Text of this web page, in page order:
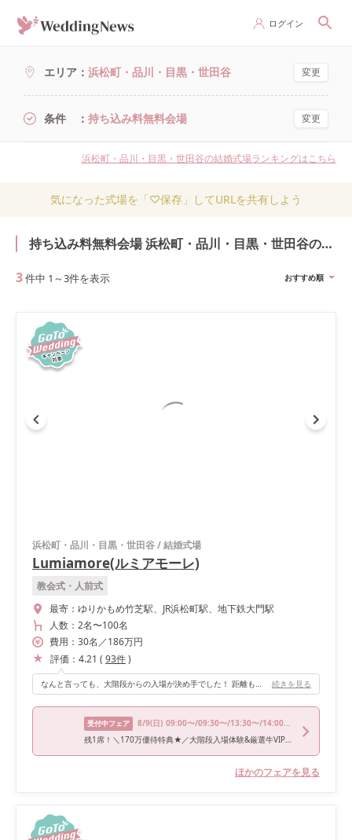
ログイン
エリア 浜松町・品川・目黒・世田谷 変更
条件 持ち込み料無料会場 変更
浜松町・品川・目黒・世田谷の結婚式場ランキングはこちら
気になった式場を「♡保存」してURLを共有しよう
持ち込み料無料会場 浜松町・品川・目黒・世田谷の結婚式・結婚式場
3件中 1 ～3件を表示 おすすめ順
浜松町・品川・目黒・世田谷/結婚式場
Lumiamore(ルミアモーレ)
教会式・人前式
最寄： ゆりかもめ竹芝駅、JR浜松町駅、地下鉄大門駅
人数： 2名〜100名
費用： 30名 ／186万円
評価： 4.21 ( 93件)
なんと言っても、大階段からの入場が決め手でした！ 距離もそれなりにあるので、ゆっくり新郎新婦の姿を見れたのがよかったと、ゲストの印象にも1番残っているようです。 他にもチャペルには沢山の工夫があるのですが、天井の高いコンサートホールのような開放的な空間と、珍しいロイヤルブルーのバージンロードのチャペルはなかなかないので、当日も歩きながらワクワクが止まりませんでした♫ 続きを見る
受付中フェア 8/9(日) 09:00〜/09:30〜/13:30〜/14:00〜/14:30〜
残1席！＼170万優待特典★／大階段入場体験&厳選牛VIP試食
ほかのフェアを見る